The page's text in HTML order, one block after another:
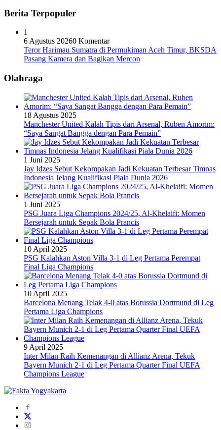
Berita Terpopuler
1
6 Agustus 20260 Komentar
Teror Harimau Sumatra di Permukiman Aceh Timur, BKSDA
Pasang Kamera dan Bagikan Mercon
Olahraga
18 Agustus 2025
Manchester United Kalah Tipis dari Arsenal, Ruben Amorim:
“Saya Sangat Bangga dengan Para Pemain”
1 Juni 2025
Jay Idzes Sebut Kekompakan Jadi Kekuatan Terbesar Timnas
Indonesia Jelang Kualifikasi Piala Dunia 2026
1 Juni 2025
PSG Juara Liga Champions 2024/25, Al-Khelaifi: Momen
Bersejarah untuk Sepak Bola Prancis
10 April 2025
PSG Kalahkan Aston Villa 3-1 di Leg Pertama Perempat
Final Liga Champions
10 April 2025
Barcelona Menang Telak 4-0 atas Borussia Dortmund di Leg
Pertama Liga Champions
9 April 2025
Inter Milan Raih Kemenangan di Allianz Arena, Tekuk
Bayern Munich 2-1 di Leg Pertama Quarter Final UEFA
Champions League